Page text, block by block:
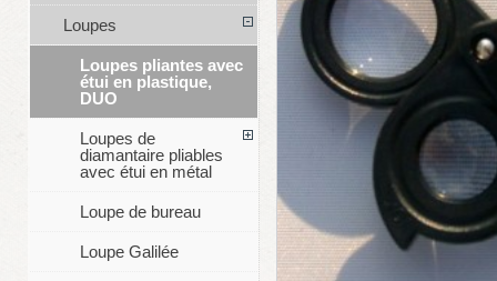
Loupes
Loupes pliantes avec
étui en plastique,
DUO
Loupes de
diamantaire pliables
avec étui en métal
Loupe de bureau
Loupe Galilée